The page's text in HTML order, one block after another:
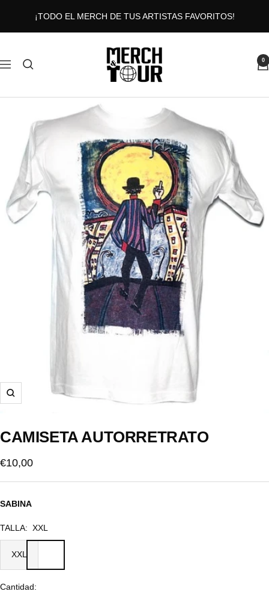
contenido
¡TODO EL MERCH DE TUS ARTISTAS FAVORITOS!
Navigación
MERCHANDTOUR
0
Zoom
CAMISETA AUTORRETRATO
Precio
de
venta
€10,00
SABINA
TALLA: XXL
XXL
Cantidad: